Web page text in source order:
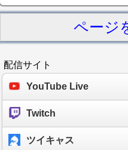
ページ
配信サイト
YouTube Live
Twitch
ツイキャス